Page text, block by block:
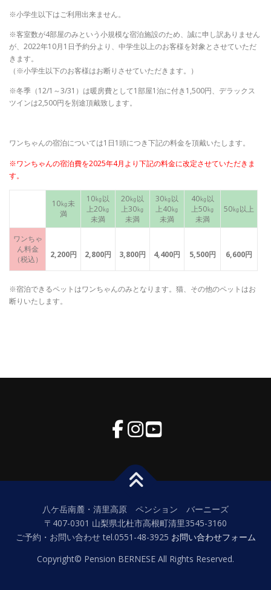
※小学生以下はご利用出来ません。
※客室数が4部屋のみという小規模な宿泊施設のため、誠に申し訳ありません
が、2022年10月1日予約分より、中学生以上のお客様を対象とさせていただ
きます。
（※小学生以下のお客様はお断りさせていただきます。）
※冬季（12/1～3/31）は暖房費として1部屋1泊に付き1,500円、デラックス
ツインは2,500円を別途頂戴致します。
ワンちゃんの宿泊については1日1頭につき下記の料金を頂戴いたします。
※ワンちゃんの宿泊費を2025年4月より下記の料金に改定させていただきま
す。
10㎏未
満
10㎏以
上20㎏
未満
20㎏以
上30㎏
未満
30㎏以
上40㎏
未満
40㎏以
上50㎏
未満
50㎏以上
ワンちゃ
ん料金
（税込）
2,200円 2,800円 3,800円 4,400円 5,500円 6,600円
※宿泊できるペットはワンちゃんのみとなります。猫、その他のペットはお
断りいたします。
八ケ岳南麓・清里高原 ペンション バーニーズ
〒407-0301 山梨県北杜市高根町清里3545-3160
ご予約・お問い合わせ tel.0551-48-3925 お問い合わせフォーム
Copyright© Pension BERNESE All Rights Reserved.